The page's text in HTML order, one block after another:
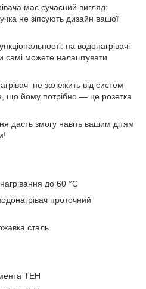
має сучасний вигляд:
не зіпсують дизайн вашої
на водонагрівачі
самі можете налаштувати
не залежить від систем
що йому потрібно — це розетка
дасть змогу навіть вашим дітям
до 60 °C
проточний
сталь
ТЕН